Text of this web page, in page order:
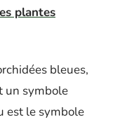
plantes
bleues,
un symbole
est le symbole